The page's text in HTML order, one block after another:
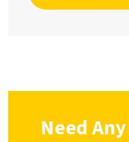
Need